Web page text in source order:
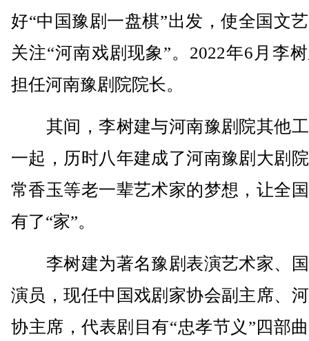
好“中国豫剧一盘棋”出发，使全国文
关注“河南戏剧现象”。2022年6月李
担任河南豫剧院院长。
其间，李树建与河南豫剧院其他
一起，历时八年建成了河南豫剧大剧
常香玉等老一辈艺术家的梦想，让全
有了“家”。
李树建为著名豫剧表演艺术家、
演员，现任中国戏剧家协会副主席、
协主席，代表剧目有“忠孝节义”四部